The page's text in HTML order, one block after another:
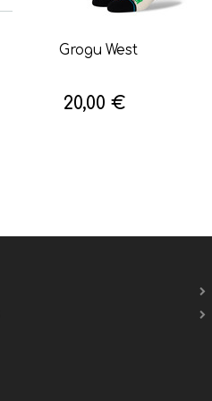
Grogu West
20,00 €